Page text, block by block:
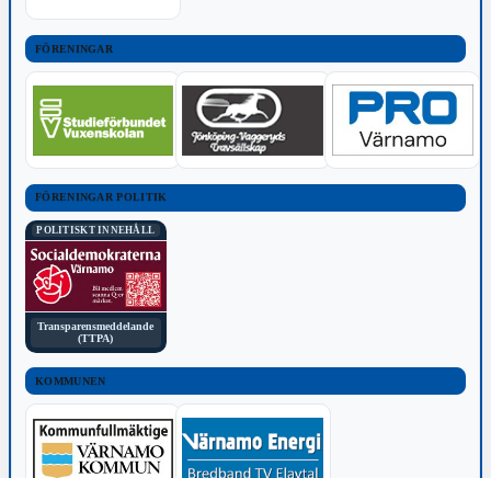
FÖRENINGAR
FÖRENINGAR POLITIK
POLITISKT INNEHÅLL
Transparensmeddelande
(TTPA)
KOMMUNEN